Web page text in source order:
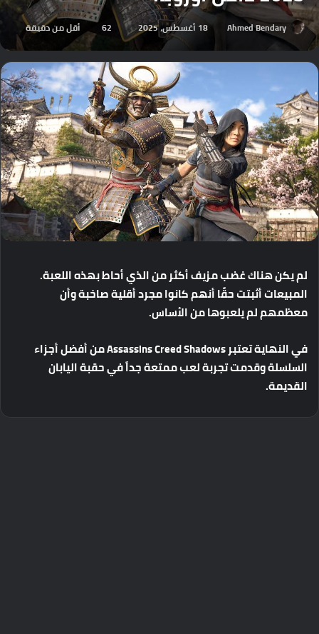
Ahmed Bendary 18 أغسطس، 2025 62 أقل من دقيقة
لميكنهناكغضبمزيفأكثرمنالذيأحاطبهذهاللعبة.
المبيعاتأثبتتحقًاأنهمكانوامجردأقليةصاخبةوأن
معظمهملميلعبوهامنالأساس.
فيالنهايةتعتبر منأفضلأجزاء
السلسلةوقدمتتجربةلعبممتعةجداًفيحقبةاليابان
القديمة.